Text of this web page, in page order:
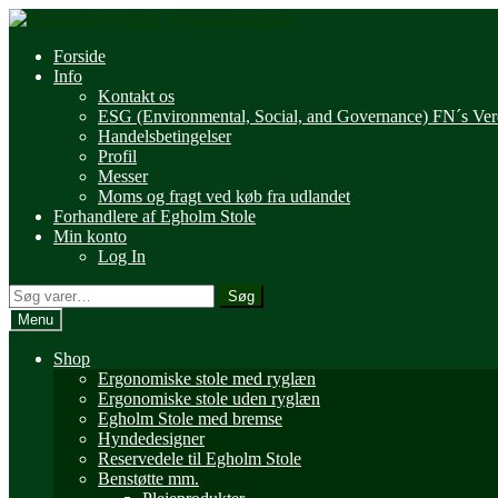
Spring
navigation
Spring
indholdForside
Info
Kontakt os
ESG (Environmental, Social, and Governance) FN´s
Handelsbetingelser
Profil
Messer
Moms og fragt ved køb fra udlandet
Forhandlere af Egholm Stole
Min konto
Log In
Søg
efter:
Søg
Menu
Shop
Ergonomiske stole med ryglæn
Ergonomiske stole uden ryglæn
Egholm Stole med bremse
Hyndedesigner
Reservedele til Egholm Stole
Benstøtte mm.